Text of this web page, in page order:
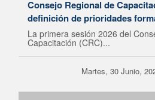
Consejo Regional de
definición de prioridades
La primera sesión 2026 del
Capacitación (CRC)...
Martes, 30 Junio,